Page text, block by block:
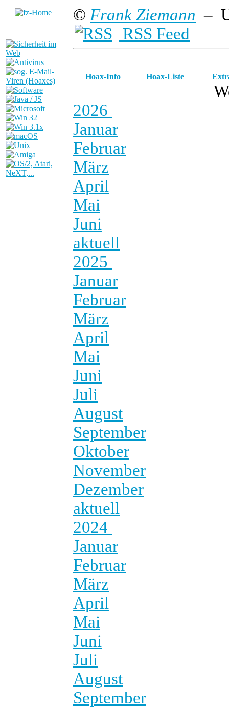
© Frank Ziemann –
RSS Feed
Hoax-Info Hoax-Liste
2026
Januar
Februar
März
April
Mai
Juni
aktuell
2025
Januar
Februar
März
April
Mai
Juni
Juli
August
September
Oktober
November
Dezember
aktuell
2024
Januar
Februar
März
April
Mai
Juni
Juli
August
September